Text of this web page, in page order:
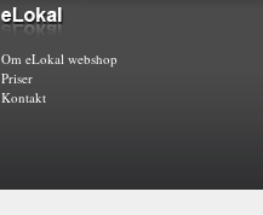
Om eLokal webshop
Priser
Kontakt